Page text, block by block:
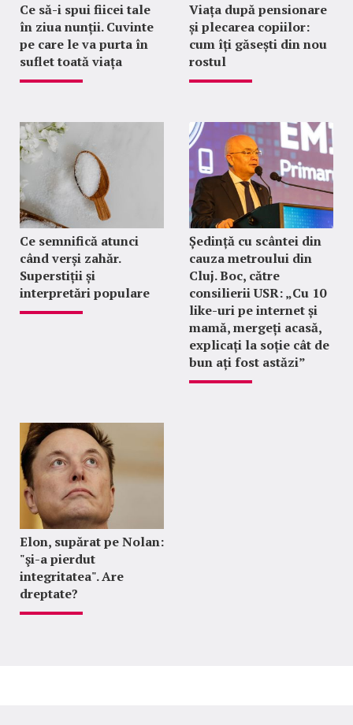
Ce să-i spui fiicei tale
în ziua nunții. Cuvinte
pe care le va purta în
suflet toată viața
Viața după pensionare
și plecarea copiilor:
cum îți găsești din nou
rostul
Ce semnifică atunci
când verși zahăr.
Superstiții și
interpretări populare
Ședință cu scântei din
cauza metroului din
Cluj. Boc, către
consilierii USR: „Cu 10
like-uri pe internet și
mamă, mergeți acasă,
explicați la soție cât de
bun ați fost astăzi”
Elon, supărat pe Nolan:
"şi-a pierdut
integritatea". Are
dreptate?